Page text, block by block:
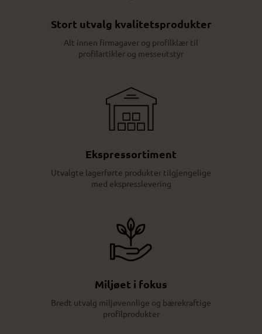
Stort utvalg kvalitetsprodukter
Alt innen firmagaver og profilklær til
profilartikler og messeutstyr
Ekspressortiment
Utvalgte lagerførte produkter tilgjengelige
med ekspresslevering
Miljøet i fokus
Bredt utvalg miljøvennlige og bærekraftige
profilprodukter